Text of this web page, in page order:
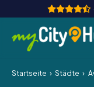
So
Startseite Städte